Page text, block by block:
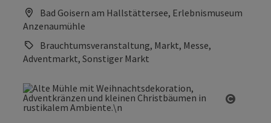
Bad Goisern am Hallstättersee, Erlebnismuseum
Anzenaumühle
Brauchtumsveranstaltung, Markt, Messe,
Adventmarkt, Sonstiger Markt